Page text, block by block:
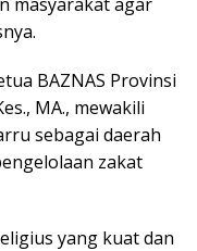
BAZNAS Provinsi
MA., mewakili
sebagai daerah
zakat
yang kuat dan